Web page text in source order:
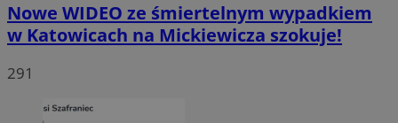
Nowe WIDEO ze śmiertelnym wypadkiem
w Katowicach na Mickiewicza szokuje!
291